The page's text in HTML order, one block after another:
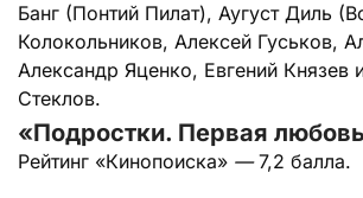
Банг (Понтий Пилат), Аугуст Диль
Колокольников, Алексей Гуськов,
Александр Яценко, Евгений Князев
Стеклов.
«Подростки. Первая
Рейтинг «Кинопоиска» —7,2 балла.